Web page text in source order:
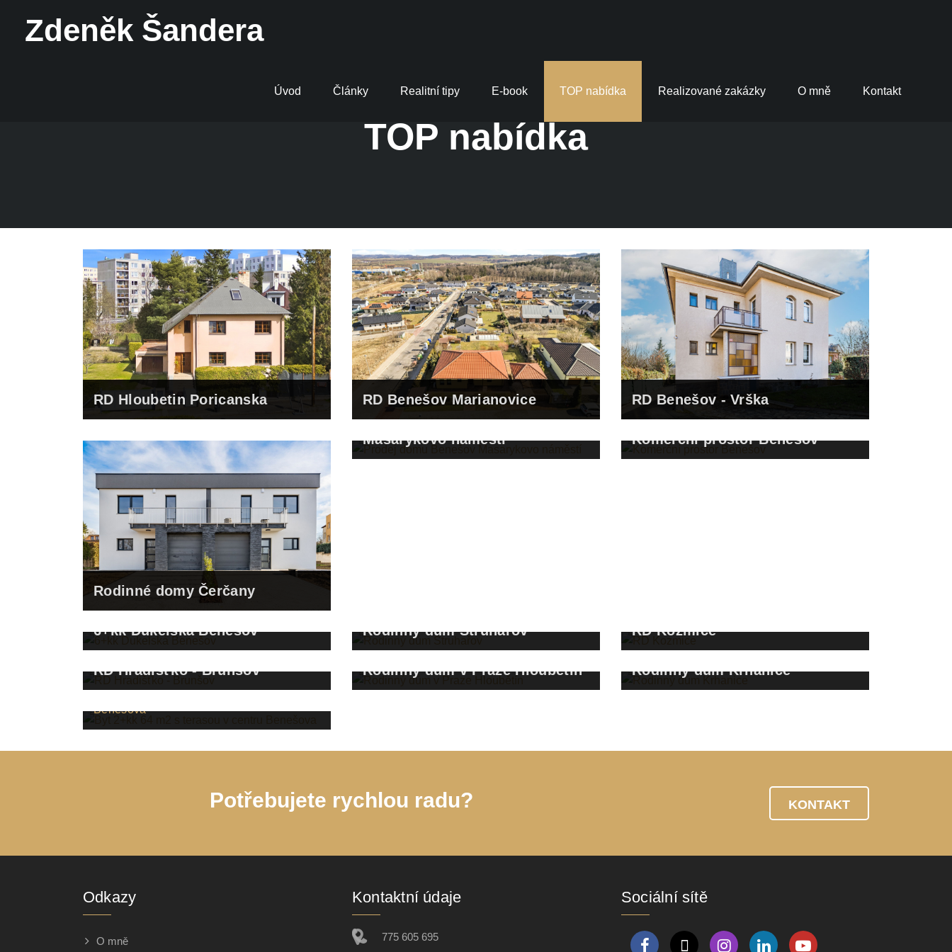
Zdeněk Šandera
Úvod Články Realitní tipy E-book TOP nabídka Realizované zakázky O mně Kontakt
TOP nabídka
RD Hloubetin Poricanska RD Benešov Marianovice RD Benešov - Vrška
Rodinné domy Čerčany
Prodej domu Benešov
Masarykovo náměstí
Komerční prostor Benešov
6+kk Dukelská Benešov Rodinný dům Struhařov RD Kozmice
RD Hradišťko - Brunšov Rodinný dům v Praze Hloubětín Rodinný dům Krhanice
Byt 2+kk 64 m2 s terasou v centru
Benešova
Potřebujete rychlou radu? KONTAKT
Odkazy
O mně
Kontaktní údaje
775 605 695
Sociální sítě